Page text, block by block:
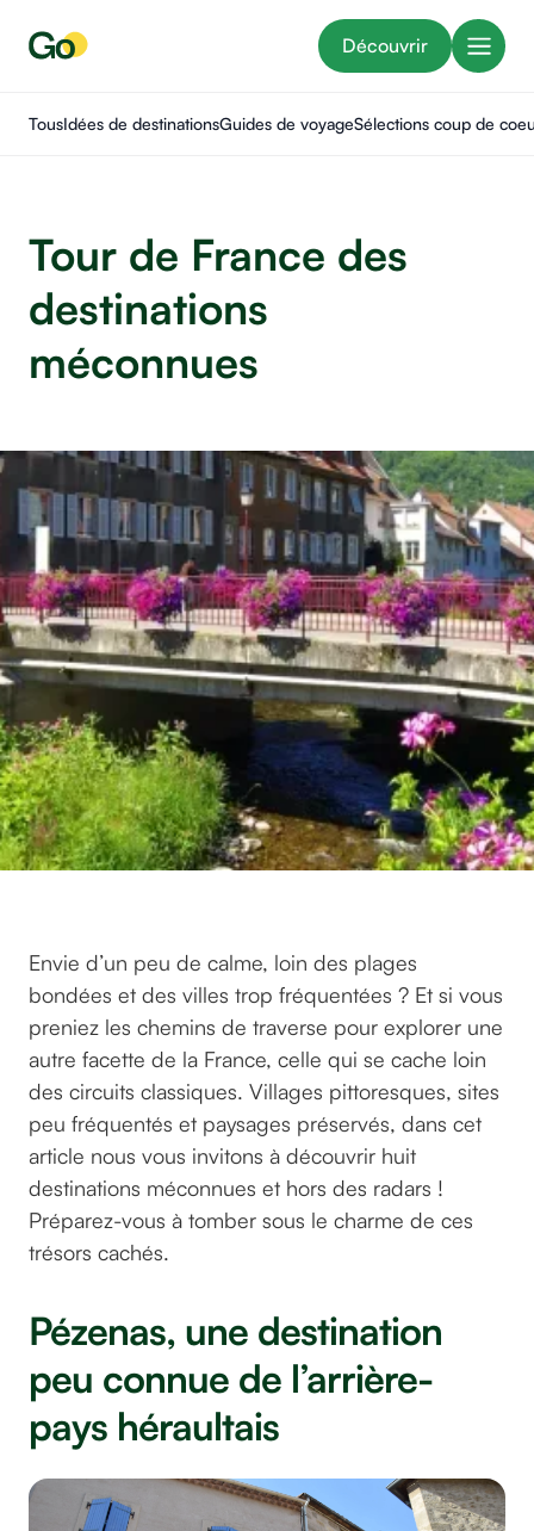
Découvrir
TousIdées de destinationsGuides de voyageSélections coup de
Tour de France des
destinations
méconnues
Envie d’un peu de calme, loin des plages
bondées et des villes trop fréquentées ? Et si vous
preniez les chemins de traverse pour explorer une
autre facette de la France, celle qui se cache loin
des circuits classiques. Villages pittoresques, sites
peu fréquentés et paysages préservés, dans cet
article nous vous invitons à découvrir huit
destinations méconnues et hors des radars !
Préparez-vous à tomber sous le charme de ces
trésors cachés.
Pézenas, une destination
peu connue de l’arrière-
pays héraultais